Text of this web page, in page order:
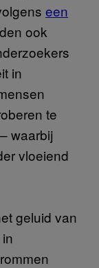
een
ook
in
te
waarbij
vloeiend
geluid van